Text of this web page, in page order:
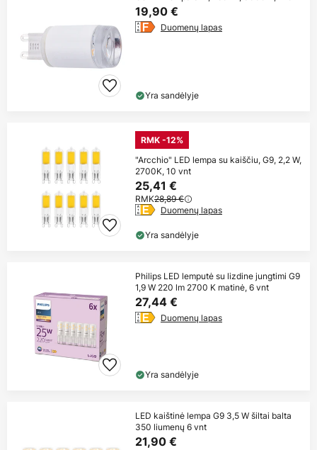
19,90 €
Duomenų lapas
Yra sandėlyje
RMK -12%
"Arcchio" LED lempa su kaiščiu, G9, 2,2 W,
2700K, 10 vnt
25,41 €
RMK28,89 €
Duomenų lapas
Yra sandėlyje
Philips LED lemputė su lizdine jungtimi G9
1,9 W 220 lm 2700 K matinė, 6 vnt
27,44 €
Duomenų lapas
Yra sandėlyje
LED kaištinė lempa G9 3,5 W šiltai balta
350 liumenų 6 vnt
21,90 €